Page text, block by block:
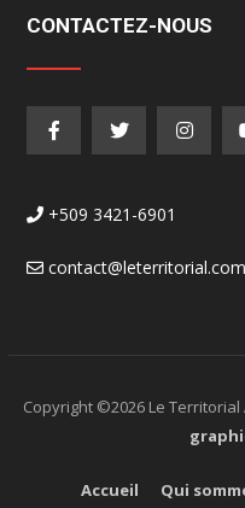
CONTACTEZ-NOUS
+509 3421-6901
contact@leterritorial.com
Copyright ©2026 Le
Accueil Qui